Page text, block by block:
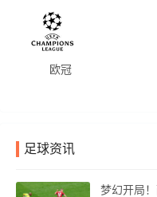
欧冠
足球资讯
梦幻开局